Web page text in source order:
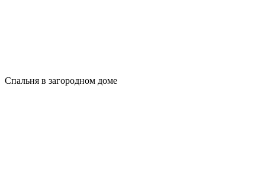
Спальня в загородном доме